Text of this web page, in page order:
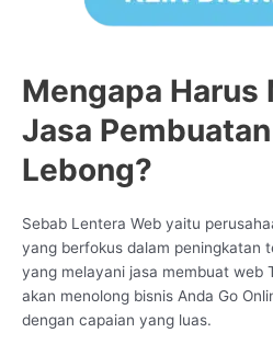
Mengapa Harus
Jasa
Lebong?
Sebab Lentera Web yaitu
yang berfokus dalam peningkatan
yang melayani jasa membuat web
akan menolong bisnis Anda Go
dengan capaian yang luas.